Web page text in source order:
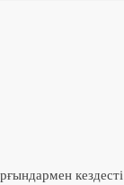
кездесті